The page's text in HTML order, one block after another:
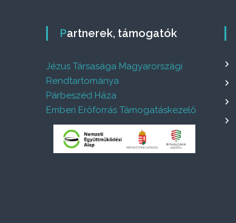
Partnerek, támogatók
Jézus Társasága Magyarországi
Rendtartománya
Párbeszéd Háza
Emberi Erőforrás Támogatáskezelő